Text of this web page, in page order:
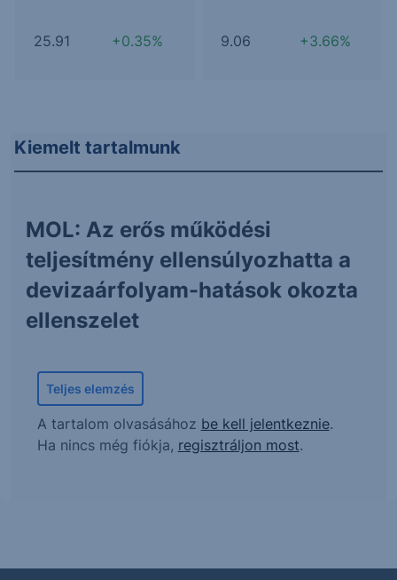
25.91 +0.35% 9.06 +3.66%
Kiemelt tartalmunk
MOL: Az erős működési
teljesítmény ellensúlyozhatta a
devizaárfolyam-hatások okozta
ellenszelet
Teljes elemzés
A tartalom olvasásához be kell jelentkeznie.
Ha nincs még fiókja, regisztráljon most.